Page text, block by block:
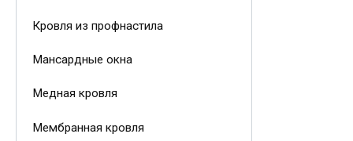
Кровля из профнастила
Мансардные окна
Медная кровля
Мембранная кровля